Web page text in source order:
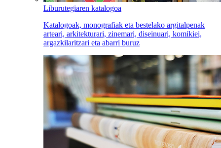
Liburutegiaren katalogoa
Katalogoak, monografiak eta bestelako argitalpenak
arteari, arkitekturari, zinemari, diseinuari, komikiei,
argazkilaritzari eta abarri buruz